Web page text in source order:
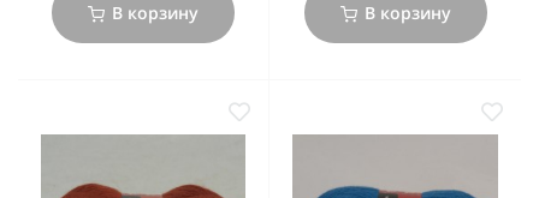
В корзину В корзину